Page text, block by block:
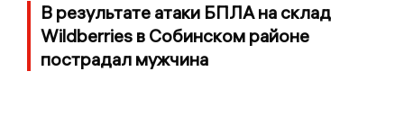
В результате атаки БПЛА на склад
Wildberries в Собинском районе
пострадал мужчина